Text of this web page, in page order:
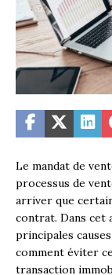
Le mandat de
processus de
arriver que
contrat. Dans cet
principales
comment éviter
transaction